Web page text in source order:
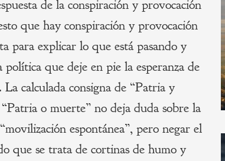
de la conspiración y provocación
que hay conspiración y provocación
para explicar lo que está pasando y
que deje en pie la esperanza de
calculada consigna de “Patria y
o muerte” no deja duda sobre la
espontánea”, pero negar el
que se trata de cortinas de humo y